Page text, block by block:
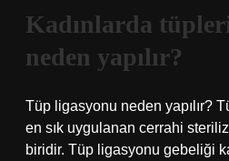
Kadınlarda
neden yapılır?
Tüp ligasyonu neden yapılır?
en sık uygulanan cerrahi
biridir. Tüp ligasyonu gebeliği